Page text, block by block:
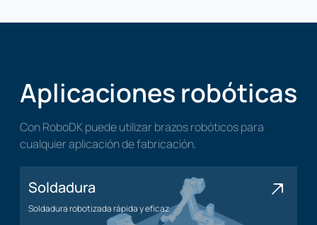
Aplicaciones robóticas
Con RoboDK puede utilizar brazos robóticos para
cualquier aplicación de fabricación.
Soldadura
Soldadura robotizada rápida y eficaz